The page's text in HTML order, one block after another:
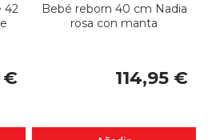
42
€
Bebé reborn 40 cm Nadia
rosa con manta
114,95 €